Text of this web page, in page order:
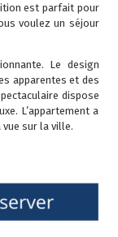
est parfait pour
voulez un séjour
Le design
apparentes et des
dispose
L’appartement a
sur la ville.